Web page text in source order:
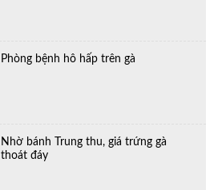
Phòng bệnh hô hấp trên gà
Nhờ bánh Trung thu, giá trứng gà
thoát đáy